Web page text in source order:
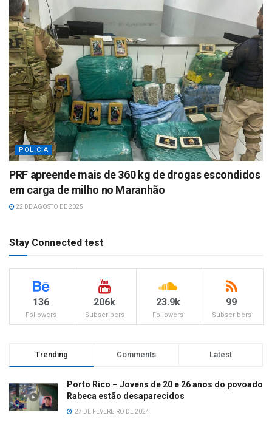
POLÍCIA
PRF apreende mais de 360 kg de drogas escondidos
em carga de milho no Maranhão
22 DE AGOSTO DE 2025
Stay Connected test
136
Followers
206k
Subscribers
23.9k
Followers
99
Subscribers
Trending Comments Latest
Porto Rico – Jovens de 20 e 26 anos do povoado
Rabeca estão desaparecidos
27 DE FEVEREIRO DE 2024